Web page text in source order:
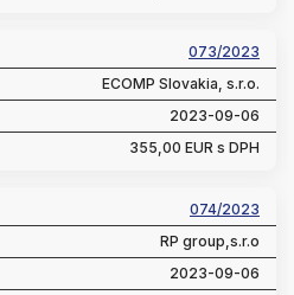
073/2023
ECOMP Slovakia, s.r.o.
2023-09-06
355,00 EUR s DPH
074/2023
RP group,s.r.o
2023-09-06